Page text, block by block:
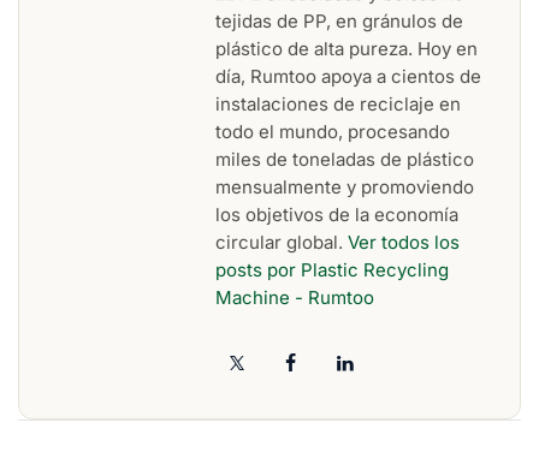
tejidas de PP, en gránulos de
plástico de alta pureza. Hoy en
día, Rumtoo apoya a cientos de
instalaciones de reciclaje en
todo el mundo, procesando
miles de toneladas de plástico
mensualmente y promoviendo
los objetivos de la economía
circular global. Ver todos los
posts por Plastic Recycling
Machine - Rumtoo